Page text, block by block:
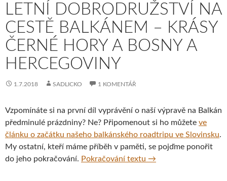
LETNÍ DOBRODRUŽSTVÍ NA
CESTĚ BALKÁNEM – KRÁSY
ČERNÉ HORY A BOSNY A
HERCEGOVINY
1.7.2018 SADLICKO 1 KOMENTÁŘ
Vzpomínáte si na první díl vyprávění o naší výpravě na Balkán
předminulé prázdniny? Ne? Připomenout si ho můžete ve
článku o začátku našeho balkánského roadtripu ve Slovinsku.
My ostatní, kteří máme příběh v paměti, se pojďme ponořit
do jeho pokračování. Pokračování textu Letní dobrodružství
→